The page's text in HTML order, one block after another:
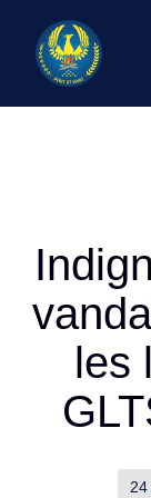
contenu
les
Publié